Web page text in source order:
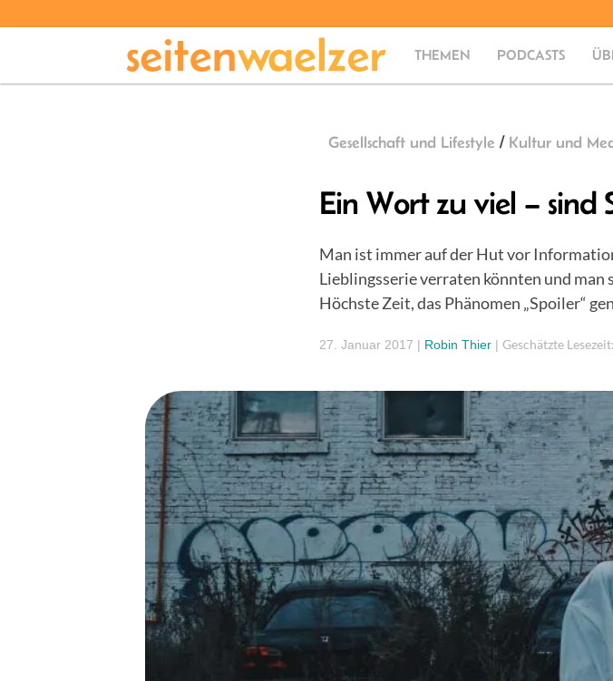
THEMEN PODCASTS
Gesellschaft und Lifestyle / Kultur und
Ein Wort zu viel – sind
Man ist immer auf der Hut vor
Lieblingsserie verraten könnten und man
Höchste Zeit, das Phänomen „Spoiler“
27. Januar 2017 | Robin Thier| Geschätzte